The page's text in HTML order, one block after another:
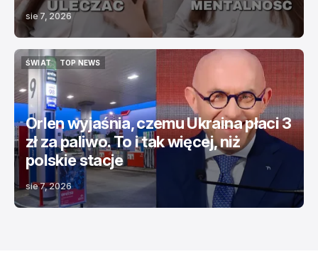
sie 7, 2026
ŚWIAT
ŚWIAT
TOP NEWS
Orlen wyjaśnia, czemu Ukraina płaci 3
zł za paliwo. To i tak więcej, niż
polskie stacje
sie 7, 2026